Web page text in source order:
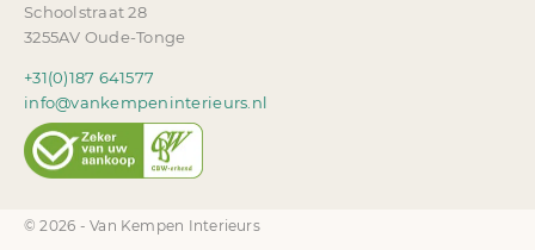
Schoolstraat 28
3255AV Oude-Tonge
+31(0)187 641577
info@vankempeninterieurs.nl
© 2026 - Van Kempen Interieurs